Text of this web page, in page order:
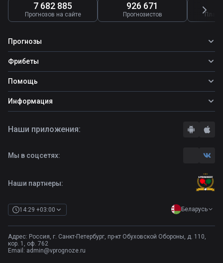
7 682 885
Прогнозов на сайте
926 671
Прогнозистов
Прогнозы
Все прогнозы
Топ ставок
Прогнозы на футбол
Фрибеты
Фрибеты
Помощь
Школа ставок
Вопросы и ответы
Информация
Правила
Контакты
Наши партнеры:
14:29 +03:00 Беларусь
Адрес: Россия, г. Санкт-Петербург, пр-кт Обуховской Обороны, д. 110,
кор. 1, оф. 762
Email: admin@vprognoze.ru
Наши приложения:
Мы в соцсетях: